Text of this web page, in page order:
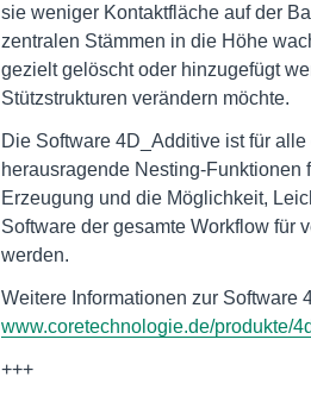
sie weniger Kontaktfläche auf der
zentralen Stämmen in die Höhe
gezielt gelöscht oder hinzugefügt
Stützstrukturen verändern möchte.
Die Software 4D_Additive ist für
herausragende Nesting-Funktionen
Erzeugung und die Möglichkeit,
Software der gesamte Workflow für
werden.
Weitere Informationen zur Software
www.coretechnologie.de/produkte/
+++